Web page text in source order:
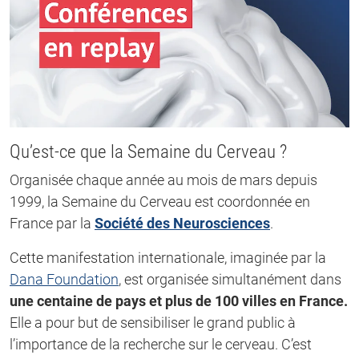
Qu’est-ce que la Semaine du Cerveau ?
Organisée chaque année au mois de mars depuis
1999, la Semaine du Cerveau est coordonnée en
France par la Société des Neurosciences.
Cette manifestation internationale, imaginée par la
Dana Foundation, est organisée simultanément dans
une centaine de pays et plus de 100 villes en France.
Elle a pour but de sensibiliser le grand public à
l’importance de la recherche sur le cerveau. C’est